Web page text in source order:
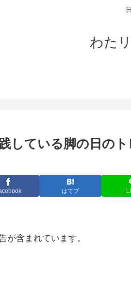
わた
している脚の日の
はてブ
含まれています。